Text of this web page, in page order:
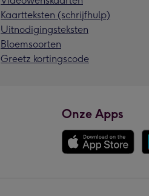
Kaartteksten (schrijfhulp)
Uitnodigingsteksten
Bloemsoorten
Greetz kortingscode
Onze Apps